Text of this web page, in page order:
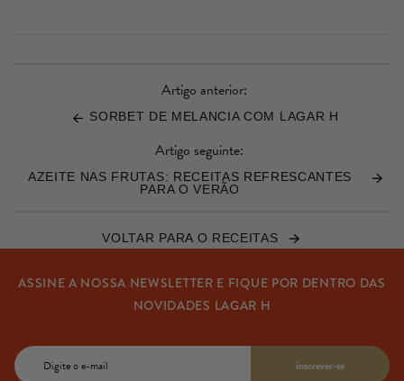
transferência
Artigo anterior:
SORBET DE MELANCIA COM LAGAR H
Artigo seguinte:
AZEITE NAS FRUTAS: RECEITAS REFRESCANTES
PARA O VERÃO
VOLTAR PARA O RECEITAS
ASSINE A NOSSA NEWSLETTER E FIQUE POR DENTRO DAS
NOVIDADES LAGAR H
E-
mail
inscrever-se